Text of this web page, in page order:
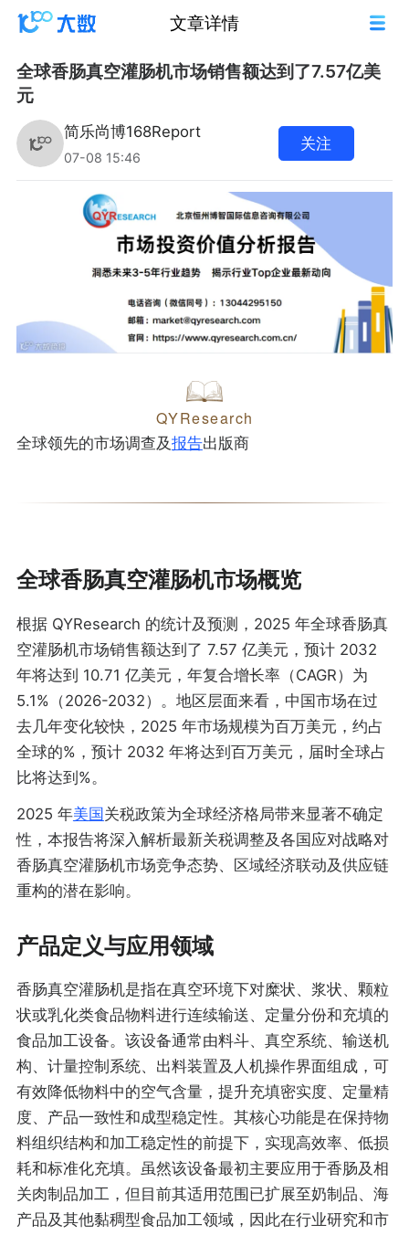
文章详情
全球香肠真空灌肠机市场销售额达到了7.57亿美
元
简乐尚博168Report
07-08 15:46
关注
QYResearch
全球领先的市场调查及报告出版商
全球香肠真空灌肠机市场概览
根据 QYResearch 的统计及预测，2025 年全球香肠真
空灌肠机市场销售额达到了 7.57 亿美元，预计 2032
年将达到 10.71 亿美元，年复合增长率（CAGR）为
5.1%（2026-2032）。地区层面来看，中国市场在过
去几年变化较快，2025 年市场规模为百万美元，约占
全球的%，预计 2032 年将达到百万美元，届时全球占
比将达到%。
2025 年美国关税政策为全球经济格局带来显著不确定
性，本报告将深入解析最新关税调整及各国应对战略对
香肠真空灌肠机市场竞争态势、区域经济联动及供应链
重构的潜在影响。
产品定义与应用领域
香肠真空灌肠机是指在真空环境下对糜状、浆状、颗粒
状或乳化类食品物料进行连续输送、定量分份和充填的
食品加工设备。该设备通常由料斗、真空系统、输送机
构、计量控制系统、出料装置及人机操作界面组成，可
有效降低物料中的空气含量，提升充填密实度、定量精
度、产品一致性和成型稳定性。其核心功能是在保持物
料组织结构和加工稳定性的前提下，实现高效率、低损
耗和标准化充填。虽然该设备最初主要应用于香肠及相
关肉制品加工，但目前其适用范围已扩展至奶制品、海
产品及其他黏稠型食品加工领域，因此在行业研究和市